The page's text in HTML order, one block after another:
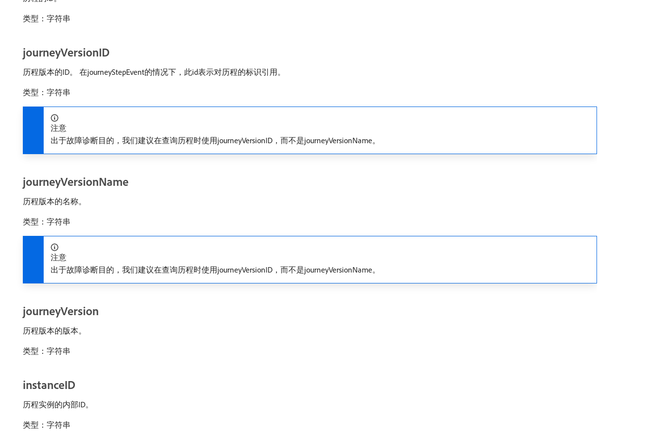
类型：字符串
journeyVersionID
历程版本的ID。 在journeyStepEvent的情况下，此id表示对历程的标识引用。
类型：字符串
注意
出于故障诊断目的，我们建议在查询历程时使用journeyVersionID，而不是journeyVersionName。
journeyVersionName
历程版本的名称。
类型：字符串
注意
出于故障诊断目的，我们建议在查询历程时使用journeyVersionID，而不是journeyVersionName。
journeyVersion
历程版本的版本。
类型：字符串
instanceID
历程实例的内部ID。
类型：字符串